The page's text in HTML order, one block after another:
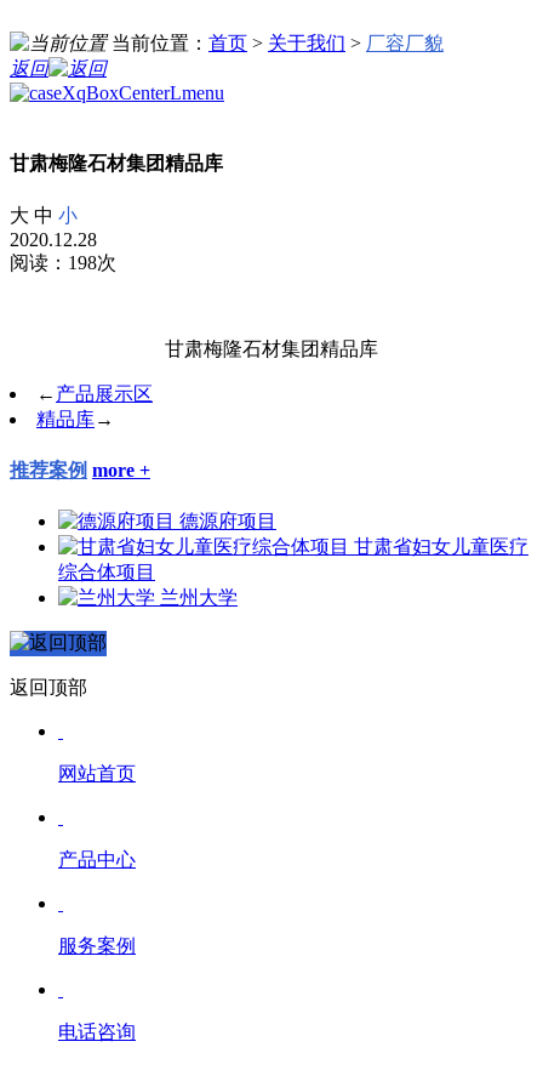
当前位置： 首页 > 关于我们 > 厂容厂貌
返回
甘肃梅隆石材集团精品库
大 中 小
2020.12.28
阅读：198次
甘肃梅隆石材集团精品库
← 产品展示区
精品库→
推荐案例 more +
德源府项目
甘肃省妇女儿童医疗
综合体项目
兰州大学
返回顶部
网站首页
产品中心
服务案例
电话咨询